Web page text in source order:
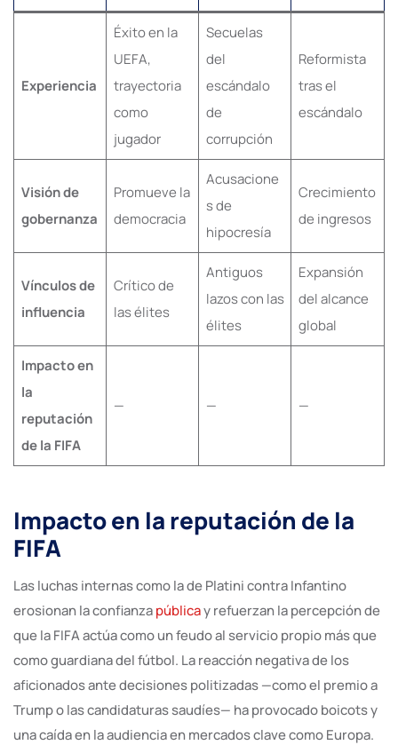
Experiencia
Éxito en la
UEFA,
trayectoria
como
jugador
Secuelas
del
escándalo
de
corrupción
Reformista
tras el
escándalo
Visión de
gobernanza
Promueve la
democracia
Acusacione
s de
hipocresía
Crecimiento
de ingresos
Vínculos de
influencia
Crítico de
las élites
Antiguos
lazos con las
élites
Expansión
del alcance
global
Impacto en
la
reputación
de la FIFA
— — —
Impacto en la reputación de la
FIFA
Las luchas internas como la de Platini contra Infantino
erosionan la confianzapúblicay refuerzan la percepción de
que la FIFA actúa como un feudo al servicio propio más que
como guardiana del fútbol. La reacción negativa de los
aficionados ante decisiones politizadas —como el premio a
Trump o las candidaturas saudíes— ha provocado boicots y
una caída en la audiencia en mercados clave como Europa.